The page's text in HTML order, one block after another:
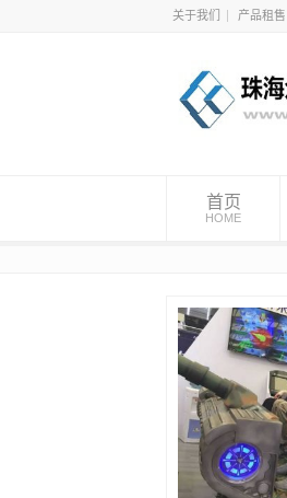
关于我们 产品租售
首页
HOME